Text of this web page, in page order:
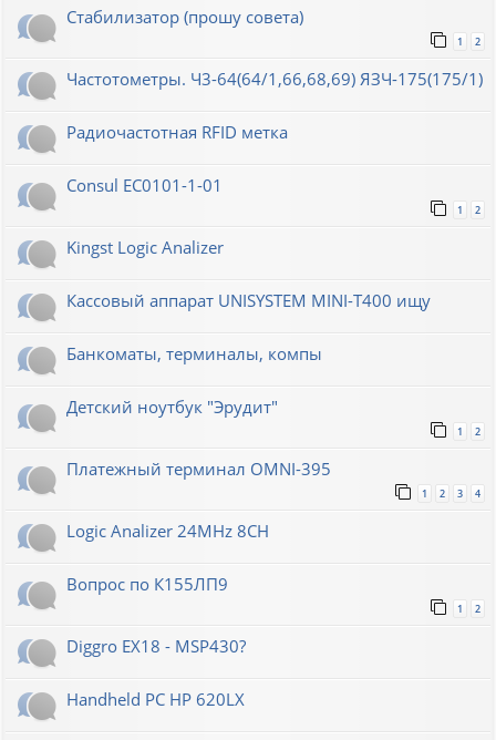
Стабилизатор (прошу совета)
1 2
Частотометры. Ч3-64(64/1,66,68,69) ЯЗЧ-175(175/1)
Радиочастотная RFID метка
Consul EC0101-1-01
1 2
Kingst Logic Analizer
Кассовый аппарат UNISYSTEM MINI-T400 ищу
Банкоматы, терминалы, компы
Детский ноутбук "Эрудит"
1 2
Платежный терминал OMNI-395
1 2 3 4
Logic Analizer 24MHz 8CH
Вопрос по К155ЛП9
1 2
Diggro EX18 - MSP430?
Handheld PC HP 620LX